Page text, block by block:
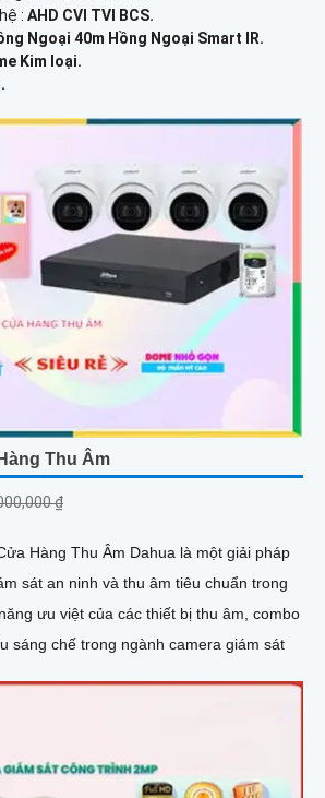
: AHD CVI TVI BCS.
Ngoại 40m Hồng Ngoại Smart IR.
Kim loại.
Thu Âm
₫
Hàng Thu Âm Dahua là một giải pháp
sát an ninh và thu âm tiêu chuẩn trong
sáng chế trong ngành camera giám sát